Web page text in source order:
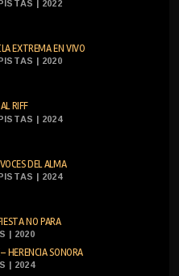
EXTREMA EN VIVO
| 2020
RIFF
| 2024
DEL ALMA
| 2024
NO PARA
| 2020
HERENCIA SONORA
| 2024